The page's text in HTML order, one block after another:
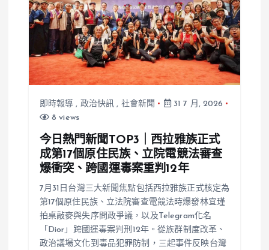
即時報導 , 政治快訊 , 社會新聞
31 7 月, 2026
8 views
今日熱門新聞TOP3｜西拉雅族正式
成第17個原住民族、立院電競法審查
爆衝突、跨國運毒案重判12年
7月31日台灣三大新聞焦點包括西拉雅族正式核定為
第17個原住民族、立法院審查電競法時爆發林宜瑾
拍桌敲麥與失序問政爭議，以及Telegram化名
「Dior」跨國運毒案判刑12年。從族群制度改革、
政治議場文化到毒品犯罪防制，三起事件反映台灣